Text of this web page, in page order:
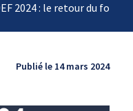
2024 : le retour du
Publié le 14 mars 2024